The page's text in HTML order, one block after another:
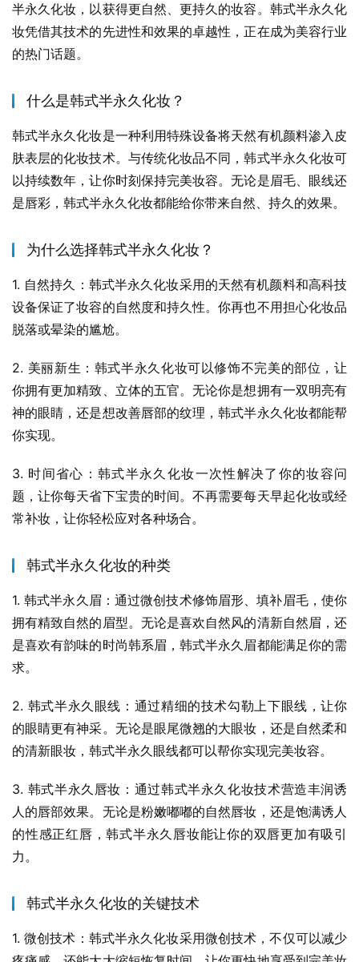
半永久化妆，以获得更自然、更持久的妆容。韩式半永久化
妆凭借其技术的先进性和效果的卓越性，正在成为美容行业
的热门话题。
什么是韩式半永久化妆？
韩式半永久化妆是一种利用特殊设备将天然有机颜料渗入皮
肤表层的化妆技术。与传统化妆品不同，韩式半永久化妆可
以持续数年，让你时刻保持完美妆容。无论是眉毛、眼线还
是唇彩，韩式半永久化妆都能给你带来自然、持久的效果。
为什么选择韩式半永久化妆？
1. 自然持久：韩式半永久化妆采用的天然有机颜料和高科技
设备保证了妆容的自然度和持久性。你再也不用担心化妆品
脱落或晕染的尴尬。
2. 美丽新生：韩式半永久化妆可以修饰不完美的部位，让
你拥有更加精致、立体的五官。无论你是想拥有一双明亮有
神的眼睛，还是想改善唇部的纹理，韩式半永久化妆都能帮
你实现。
3. 时间省心：韩式半永久化妆一次性解决了你的妆容问
题，让你每天省下宝贵的时间。不再需要每天早起化妆或经
常补妆，让你轻松应对各种场合。
韩式半永久化妆的种类
1. 韩式半永久眉：通过微创技术修饰眉形、填补眉毛，使你
拥有精致自然的眉型。无论是喜欢自然风的清新自然眉，还
是喜欢有韵味的时尚韩系眉，韩式半永久眉都能满足你的需
求。
2. 韩式半永久眼线：通过精细的技术勾勒上下眼线，让你
的眼睛更有神采。无论是眼尾微翘的大眼妆，还是自然柔和
的清新眼妆，韩式半永久眼线都可以帮你实现完美妆容。
3. 韩式半永久唇妆：通过韩式半永久化妆技术营造丰润诱
人的唇部效果。无论是粉嫩嘟嘟的自然唇妆，还是饱满诱人
的性感正红唇，韩式半永久唇妆能让你的双唇更加有吸引
力。
韩式半永久化妆的关键技术
1. 微创技术：韩式半永久化妆采用微创技术，不仅可以减少